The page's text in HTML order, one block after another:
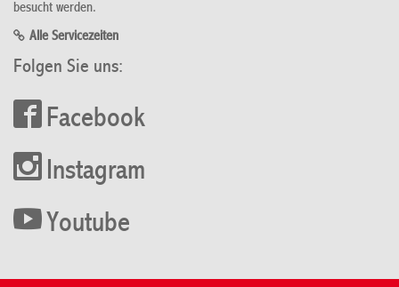
besucht werden.
Alle Servicezeiten
Folgen Sie uns:
Facebook
Instagram
Youtube